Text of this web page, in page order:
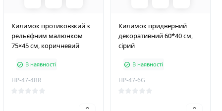
Килимок протиковзкий з
рельєфним малюнком
75×45 см, коричневий
В наявності
HP-47-4BR
Килимок придверний
декоративний 60*40 см,
сірий
В наявності
HP-47-6G